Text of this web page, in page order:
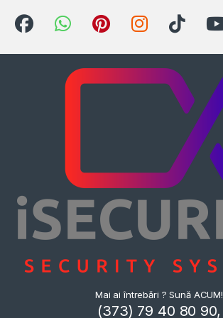
Mai ai întrebări ? Sună ACUM!
(373) 79 40 80 90,